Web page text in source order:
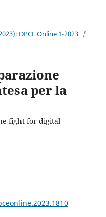
DPCE Online 1-2023 /
per la
fight for digital